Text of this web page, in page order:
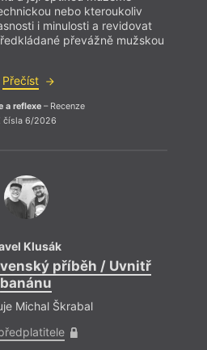
nebo kteroukoliv
i minulosti a revidovat
převážně mužskou
Přečíst
a reflexe– Recenze
čísla 6/2026
Klusák
příběh / Uvnitř
banánu
Michal Škrabal